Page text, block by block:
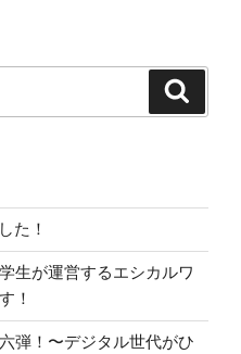
た！
生が運営するエシカルワ
！
弾！〜デジタル世代がひ